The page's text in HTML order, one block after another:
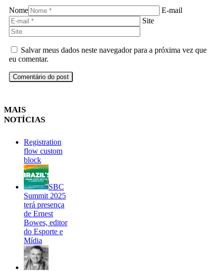
Nome
E-mail
Site
Salvar meus dados neste navegador para a próxima vez que
eu comentar.
MAIS
NOTÍCIAS
Registration
flow custom
block
SBC
Summit 2025
terá presença
de Ernest
Bowes, editor
do Esporte e
Mídia